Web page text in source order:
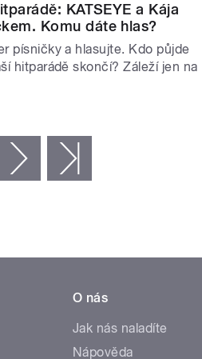
KATSEYE a Kája
Komu dáte hlas?
písničky a hlasujte. Kdo půjde
hitparádě skončí? Záleží jen na
následující ›
O nás
Jak nás naladíte
Nápověda